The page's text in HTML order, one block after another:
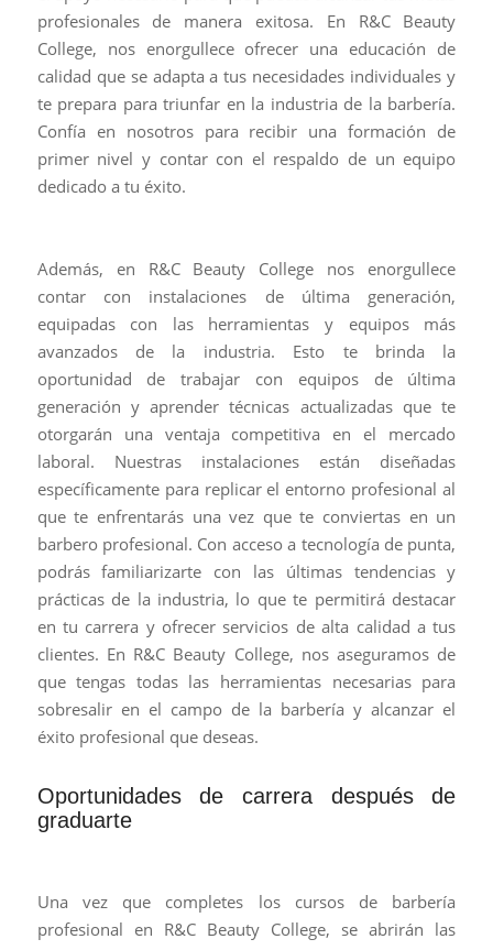
profesionales de manera exitosa. En R&C Beauty
College, nos enorgullece ofrecer una educación de
calidad que se adapta a tus necesidades individuales y
te prepara para triunfar en la industria de la barbería.
Confía en nosotros para recibir una formación de
primer nivel y contar con el respaldo de un equipo
dedicado a tu éxito.
Además, en R&C Beauty College nos enorgullece
contar con instalaciones de última generación,
equipadas con las herramientas y equipos más
avanzados de la industria. Esto te brinda la
oportunidad de trabajar con equipos de última
generación y aprender técnicas actualizadas que te
otorgarán una ventaja competitiva en el mercado
laboral. Nuestras instalaciones están diseñadas
específicamente para replicar el entorno profesional al
que te enfrentarás una vez que te conviertas en un
barbero profesional. Con acceso a tecnología de punta,
podrás familiarizarte con las últimas tendencias y
prácticas de la industria, lo que te permitirá destacar
en tu carrera y ofrecer servicios de alta calidad a tus
clientes. En R&C Beauty College, nos aseguramos de
que tengas todas las herramientas necesarias para
sobresalir en el campo de la barbería y alcanzar el
éxito profesional que deseas.
Oportunidades de carrera después de
graduarte
Una vez que completes los cursos de barbería
profesional en R&C Beauty College, se abrirán las